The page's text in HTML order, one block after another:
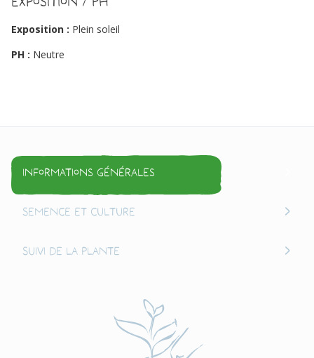
Exposition : Plein soleil
PH : Neutre
Informations générales
Semence et culture
Suivi de la plante